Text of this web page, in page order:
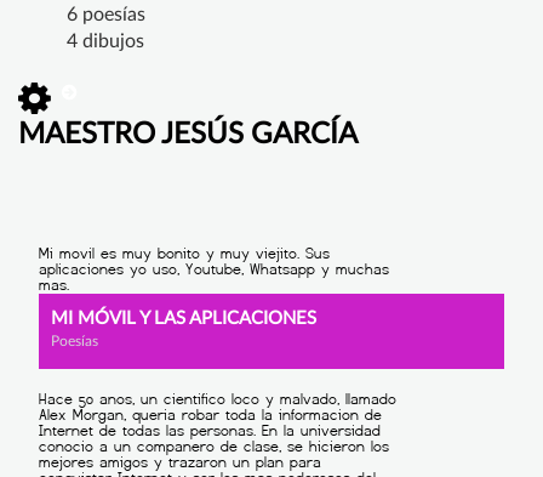
6 poesías
4 dibujos
MAESTRO JESÚS GARCÍA
MI MÓVIL Y LAS APLICACIONES
Poesías